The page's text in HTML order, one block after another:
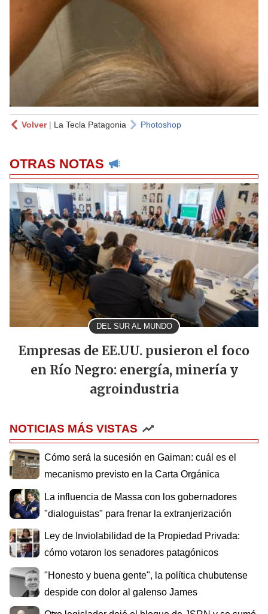
Volver| La Tecla Patagonia Photoshop
OTRAS NOTAS
DEL SUR AL MUNDO
Empresas de EE.UU. pusieron el foco
en Río Negro: energía, minería y
agroindustria
NOTICIAS MÁS VISTAS
Cómo será la sucesión en Gaiman: cuál es el
mecanismo previsto en la Carta Orgánica
La influencia de Massa con los gobernadores
"dialoguistas" para frenar la extranjerización
Ley de Inviolabilidad de la Propiedad Privada:
cómo votaron los senadores patagónicos
"Honesto y buena gente", la política chubutense
despide con dolor al galenso James